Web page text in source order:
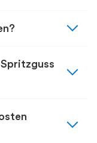
expand_more
expand_more
expand_more